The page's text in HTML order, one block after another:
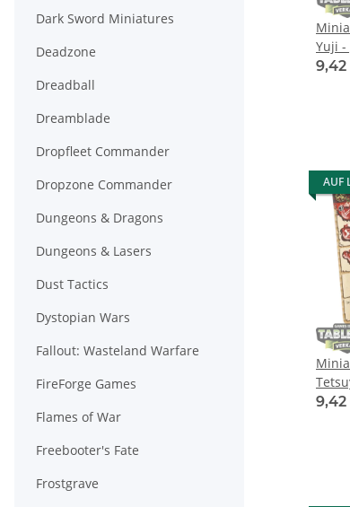
Yuji
AUF
Dark Sword Miniatures
Deadzone
Dreadball
Dreamblade
Dropfleet Commander
Dropzone Commander
Dungeons & Dragons
Dungeons & Lasers
Dust Tactics
Dystopian Wars
Fallout: Wasteland Warfare
FireForge Games
Flames of War
Freebooter's Fate
Frostgrave